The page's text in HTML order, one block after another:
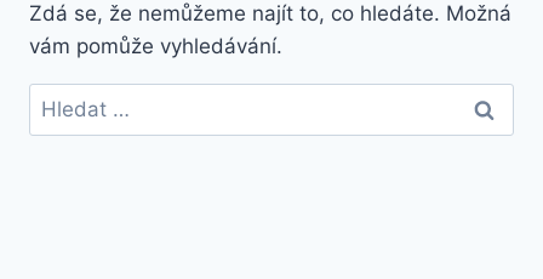
Zdá se, že nemůžeme najít to, co hledáte. Možná
vám pomůže vyhledávání.
Vyhledávání